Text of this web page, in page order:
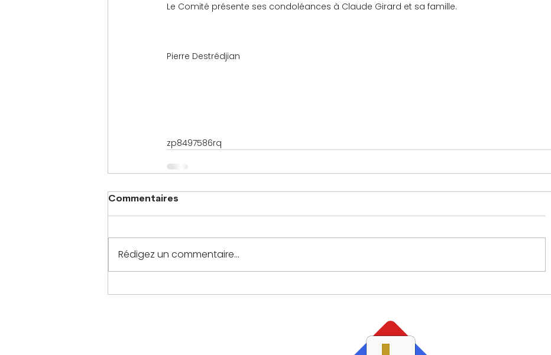
Le Comité présente ses condoléances à Claude Girard et sa famille.
Pierre Destrédjian
zp8497586rq
Commentaires
Rédigez un commentaire...